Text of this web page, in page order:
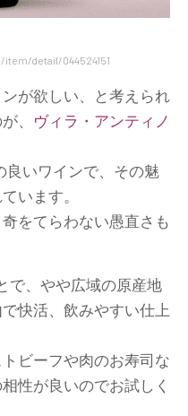
detail/044524151
が欲しい、と考えられ
、
ヴィラ・アンティノ
良いワインで、その魅
います。
をてらわない愚直さも
で、やや広域の原産地
快活、飲みやすい仕上
ビーフや肉のお寿司な
性が良いのでお試しく